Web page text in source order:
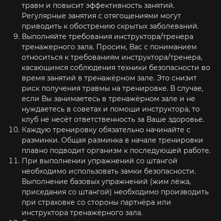
травм и повысит эффективность занятий.
Регулярные занятия с отягощениями могут
приводить к обострению скрытых заболеваний.
Выполняйте требования инструктора/тренера
тренажерного зала. Просим, Вас с пониманием
относиться к требованиям инструктора/тренера,
касающимся соблюдения техники безопасности во
время занятий в тренажёрном зале. Это снизит
риск получения травмы на тренировке. В случае,
если Вы занимаетесь в тренажёрном зале и не
нуждаетесь в советах и помощи инструктора, то
клуб не несёт ответственность за Ваше здоровье.
Каждую тренировку обязательно начинайте с
разминки. Общая разминка в начале тренировки
плавно подводит организм к последующей работе.
При выполнении упражнений со штангой
необходимо использовать замки безопасности.
Выполнение базовых упражнений (жим лёжа,
приседания со штангой) необходимо производить
при страховке со стороны партнёра или
инструктора тренажёрного зала.